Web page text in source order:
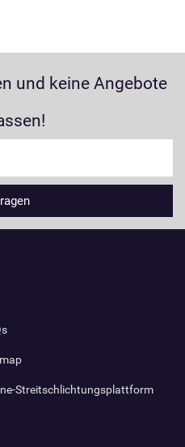
und keine Angebote
Streitschlichtungsplattform